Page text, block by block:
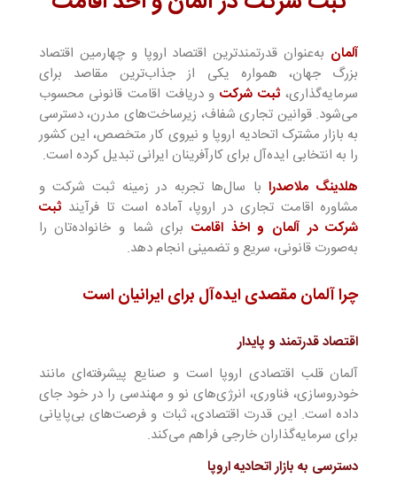
آلمان به‌عنوان قدرتمندترین اقتصاد اروپا و چهارمین اقتصاد
بزرگ جهان، همواره یکی از جذاب‌ترین مقاصد برای
سرمایه‌گذاری،ثبت شرکتو دریافت اقامت قانونی محسوب
می‌شود. قوانین تجاری شفاف، زیرساخت‌های مدرن، دسترسی
به بازار مشترک اتحادیه اروپا و نیروی کار متخصص، این کشور
را به انتخابی ایده‌آل برای کارآفرینان ایرانی تبدیل کرده است.
هلدینگ ملاصدرا با سال‌ها تجربه در زمینه ثبت شرکت و
مشاوره اقامت تجاری در اروپا، آماده است تا فرآیند ثبت
شرکت در آلمان و اخذ اقامتبرای شما و خانواده‌تان را
به‌صورت قانونی، سریع و تضمینی انجام دهد.
چرا آلمان مقصدی ایده‌آل برای ایرانیان است
اقتصاد قدرتمند و پایدار
آلمان قلب اقتصادی اروپا است و صنایع پیشرفته‌ای مانند
خودروسازی، فناوری، انرژی‌های نو و مهندسی را در خود جای
داده است. این قدرت اقتصادی، ثبات و فرصت‌های بی‌پایانی
برای سرمایه‌گذاران خارجی فراهم می‌کند.
دسترسی به بازار اتحادیه اروپا